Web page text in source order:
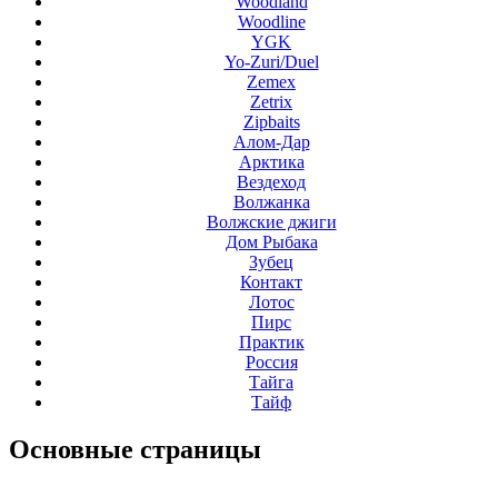
Woodline
YGK
Yo-Zuri/Duel
Zemex
Zetrix
Zipbaits
Алом-Дар
Арктика
Вездеход
Волжанка
Волжские джиги
Дом Рыбака
Зубец
Контакт
Лотос
Пирс
Практик
Россия
Тайга
Тайф
Основные страницы